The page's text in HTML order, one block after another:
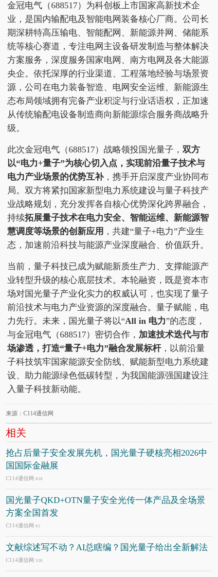
金冠电气（688517）为科创板上市国家高新技术企
业，是国内输配电及智能电网装备核心厂商。公司长
期深耕特高压输电、智能配网、新能源并网、储能系
统等核心赛道，专注电网主设备研发制造与整体解决
方案服务，深度服务国家电网、南方电网及各大能源
央企。依托深厚的行业渠道、工程落地经验与场景资
源，公司在电力装备智造、电网安全运维、新能源生
态布局领域拥有完备产业积淀与行业话语权，正加速
从传统输配电设备制造商向新能源综合服务商战略升
级。
此次金冠电气（688517）战略领投国光量子， 双方
以“电力+量子”为核心切入点，实现前沿量子技术与
电力产业场景的优势互补，携手开启深度产业协同布
局。双方将紧扣国家新型电力系统建设与量子科技产
业战略规划，充分发挥各自核心优势深化跨界融合，
持续拓展量子技术在电力安全、智能运维、新能源智
慧调度等场景的创新应用 ，共建“量子+电力”产业生
态，加速前沿科技与能源产业深度融合、价值跃升。
当前，量子科技已成为赋能新质生产力、支撑能源产
业转型升级的核心底层技术。本轮融资，既是资本市
场对国光量子产业化实力的权威认可，也实现了量子
前沿技术与电力产业资源的深度融合。量子赋能，电
力先行。未来，国光量子将以“All in 电力”的态度，
与金冠电气（688517）密切合作， 加速技术迭代与市
场渗透，打造“量子+电力”融合发展标杆，以前沿量
子科技筑牢国家能源安全防线、赋能新型电力系统建
设、助力能源绿色低碳转型，为我国能源强国建设注
入量子科技新动能。
来源：C114通信网
相关
抢占后量子安全发展先机，国光量子硬核亮相2026中
国国际金融展
C114通信网 6/18
国光量子QKD+OTN量子安全光传一体产品及全场景
方案全国首发
C114通信网 6/1
文献综述写不动？AI总瞎编？国光量子给出全新解法
C114通信网 5/26